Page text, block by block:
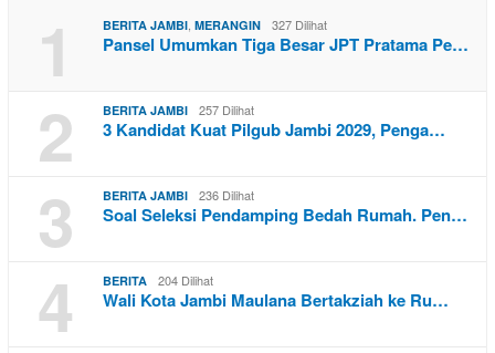
1 BERITA JAMBI, MERANGIN 327 Dilihat
Pansel Umumkan Tiga Besar JPT Pratama Pe…
2 BERITA JAMBI 257 Dilihat
3 Kandidat Kuat Pilgub Jambi 2029, Penga…
3 BERITA JAMBI 236 Dilihat
Soal Seleksi Pendamping Bedah Rumah. Pen…
4 BERITA 204 Dilihat
Wali Kota Jambi Maulana Bertakziah ke Ru…